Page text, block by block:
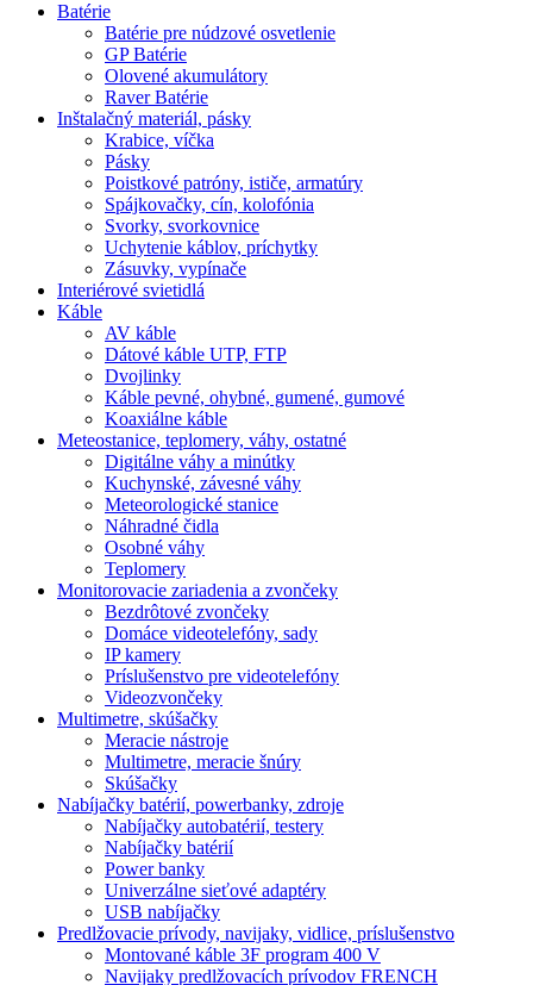
Batérie
Batérie pre núdzové osvetlenie
GP Batérie
Olovené akumulátory
Raver Batérie
Inštalačný materiál, pásky
Krabice, víčka
Pásky
Poistkové patróny, ističe, armatúry
Spájkovačky, cín, kolofónia
Svorky, svorkovnice
Uchytenie káblov, príchytky
Zásuvky, vypínače
Interiérové svietidlá
Káble
AV káble
Dátové káble UTP, FTP
Dvojlinky
Káble pevné, ohybné, gumené, gumové
Koaxiálne káble
Meteostanice, teplomery, váhy, ostatné
Digitálne váhy a minútky
Kuchynské, závesné váhy
Meteorologické stanice
Náhradné čidla
Osobné váhy
Teplomery
Monitorovacie zariadenia a zvončeky
Bezdrôtové zvončeky
Domáce videotelefóny, sady
IP kamery
Príslušenstvo pre videotelefóny
Videozvončeky
Multimetre, skúšačky
Meracie nástroje
Multimetre, meracie šnúry
Skúšačky
Nabíjačky batérií, powerbanky, zdroje
Nabíjačky autobatérií, testery
Nabíjačky batérií
Power banky
Univerzálne sieťové adaptéry
USB nabíjačky
Predlžovacie prívody, navijaky, vidlice, príslušenstvo
Montované káble 3F program 400 V
Navijaky predlžovacích prívodov FRENCH